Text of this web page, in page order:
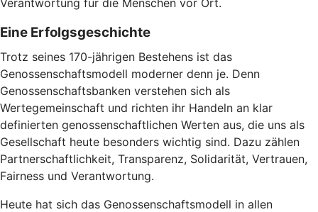
Eine Erfolgsgeschichte
Trotz seines 170-jährigen Bestehens ist das
Genossenschaftsmodell moderner denn je. Denn
Genossenschaftsbanken verstehen sich als
Wertegemeinschaft und richten ihr Handeln an klar
definierten genossenschaftlichen Werten aus, die uns als
Gesellschaft heute besonders wichtig sind. Dazu zählen
Partnerschaftlichkeit, Transparenz, Solidarität, Vertrauen,
Fairness und Verantwortung.
Heute hat sich das Genossenschaftsmodell in allen